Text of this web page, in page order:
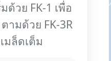
ด้วย FK-1 เพื่อ
ามด้วย FK-3R
มล็ดเต็ม